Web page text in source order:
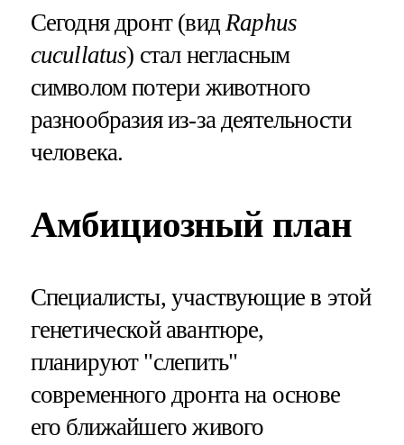
Сегодня дронт (вид Raphus
cucullatus) стал негласным
символом потери животного
разнообразия из-за деятельности
человека.
Амбициозный план
Специалисты, участвующие в этой
генетической авантюре,
планируют "слепить"
современного дронта на основе
его ближайшего живого